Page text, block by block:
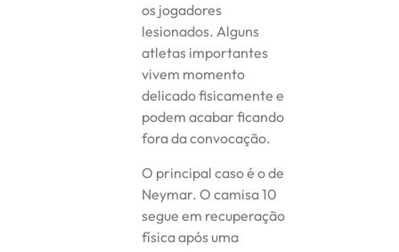
os jogadores
lesionados. Alguns
atletas importantes
vivem momento
delicado fisicamente e
podem acabar ficando
fora da convocação.
O principal caso é o de
Neymar. O camisa 10
segue em recuperação
física após uma